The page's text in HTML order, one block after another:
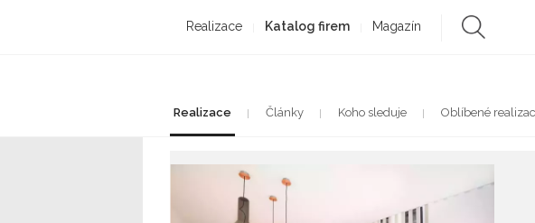
Realizace Katalog firem Magazín
Realizace Články Koho sleduje Oblíbené